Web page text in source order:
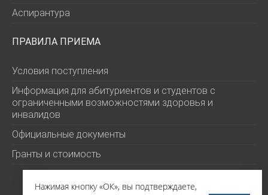
Аспирантура
ПРАВИЛА ПРИЕМА
Условия поступления
Информация для абитуриентов и студентов с
ограниченными возможностями здоровья и
инвалидов
Официальные документы
Гранты и стоимость
Нажимая кнопку «ОК», вы подтверждаете,